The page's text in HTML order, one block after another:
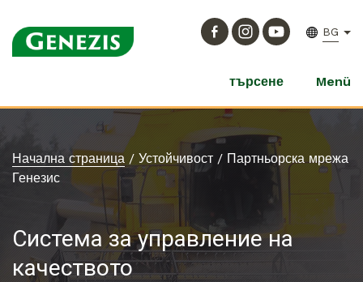
BG
търсене Menü
Начална страница / Устойчивост / Партньорска мрежа
Генезис
Система за управление на
качеството